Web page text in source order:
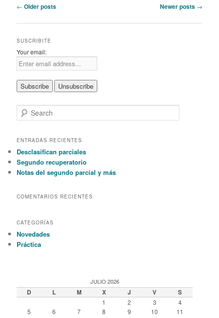
Post
← Older posts Newer posts →
SUSCRIBITE
Your email:
e
r
h
ENTRADAS RECIENTES
Desclasifican parciales
Segundo recuperatorio
Notas del segundo parcial y más
COMENTARIOS RECIENTES
CATEGORÍAS
Novedades
Práctica
JULIO 2026
D L M X J V S
1 2 3
4
5
6 7 8 9 10
11